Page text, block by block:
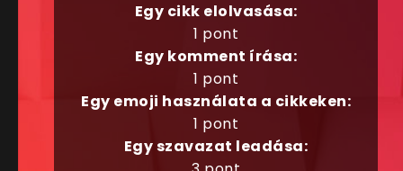
Egy cikk elolvasása:
1 pont
Egy komment írása:
1 pont
Egy emoji használata a cikkeken:
1 pont
Egy szavazat leadása: